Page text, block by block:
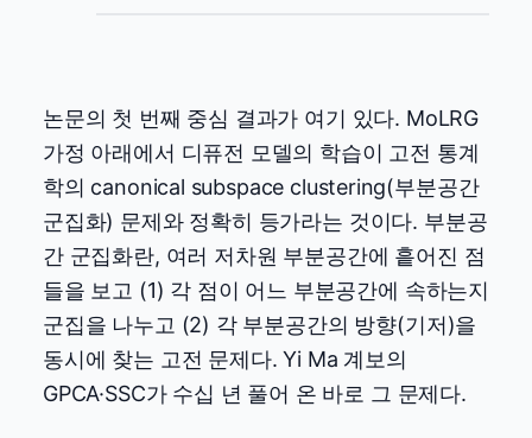
논문의 첫 번째 중심 결과가 여기 있다. MoLRG
가정 아래에서 디퓨전 모델의 학습이 고전 통계
학의 canonical subspace clustering(부분공간
군집화) 문제와 정확히 등가라는 것이다. 부분공
간 군집화란, 여러 저차원 부분공간에 흩어진 점
들을 보고 (1) 각 점이 어느 부분공간에 속하는지
군집을 나누고 (2) 각 부분공간의 방향(기저)을
동시에 찾는 고전 문제다. Yi Ma 계보의
GPCA·SSC가 수십 년 풀어 온 바로 그 문제다.